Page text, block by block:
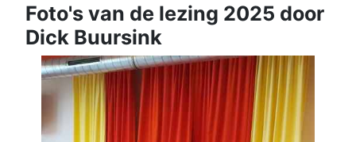
Foto's van de lezing 2025 door
Dick Buursink